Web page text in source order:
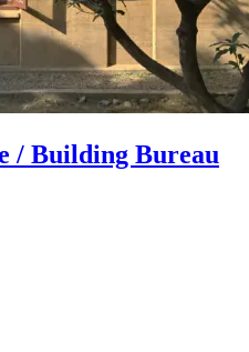
/ Building Bureau